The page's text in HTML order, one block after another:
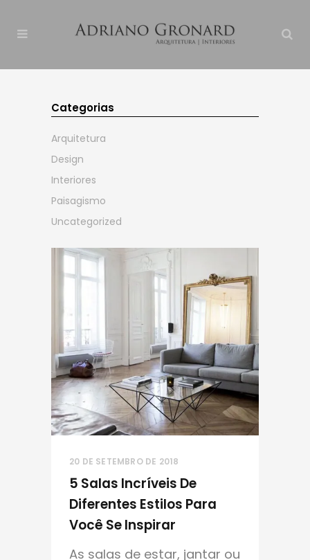
Categorias
Arquitetura
Design
Interiores
Paisagismo
Uncategorized
20 DE SETEMBRO DE 2018
5 Salas Incríveis De
Diferentes Estilos Para
Você Se Inspirar
As salas de estar, jantar ou